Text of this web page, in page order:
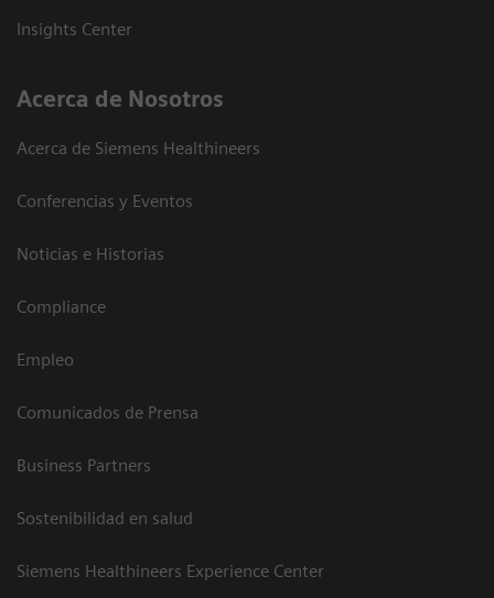
Insights Center
Acerca de Nosotros
Acerca de Siemens Healthineers
Conferencias y Eventos
Noticias e Historias
Compliance
Empleo
Comunicados de Prensa
Business Partners
Sostenibilidad en salud
Siemens Healthineers Experience Center